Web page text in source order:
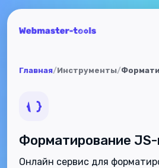
Главная/Инструменты/
Форматирование
Онлайн сервис для